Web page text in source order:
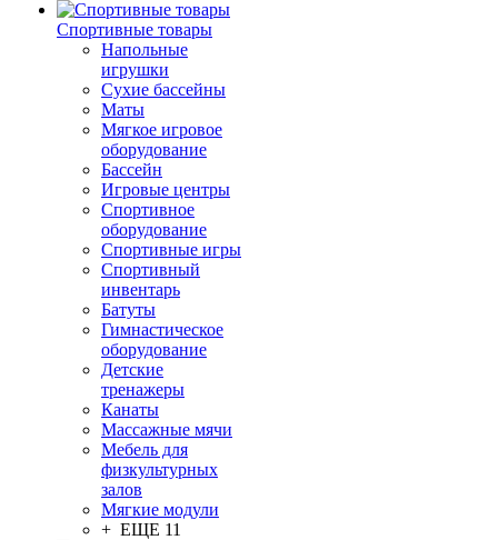
Спортивные товары
Напольные
игрушки
Сухие бассейны
Маты
Мягкое игровое
оборудование
Бассейн
Игровые центры
Спортивное
оборудование
Спортивные игры
Спортивный
инвентарь
Батуты
Гимнастическое
оборудование
Детские
тренажеры
Канаты
Массажные мячи
Мебель для
физкультурных
залов
Мягкие модули
+ ЕЩЕ 11